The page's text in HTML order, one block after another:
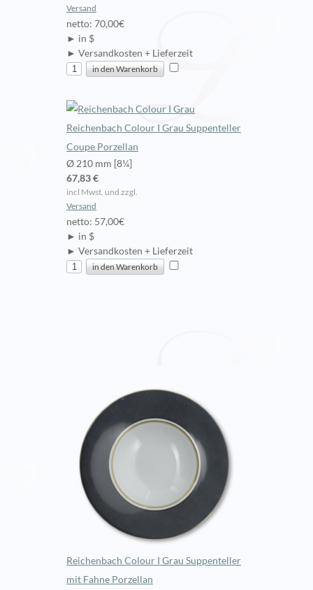
Versand
netto: 70,00€
► in $
► Versandkosten + Lieferzeit
Reichenbach Colour I Grau Suppenteller
Coupe Porzellan
Ø 210 mm [8¼]
67,83 €
incl Mwst. und zzgl.
Versand
netto: 57,00€
► in $
► Versandkosten + Lieferzeit
Reichenbach Colour I Grau Suppenteller
mit Fahne Porzellan